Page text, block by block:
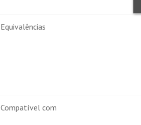
Equivalências
Compatível com